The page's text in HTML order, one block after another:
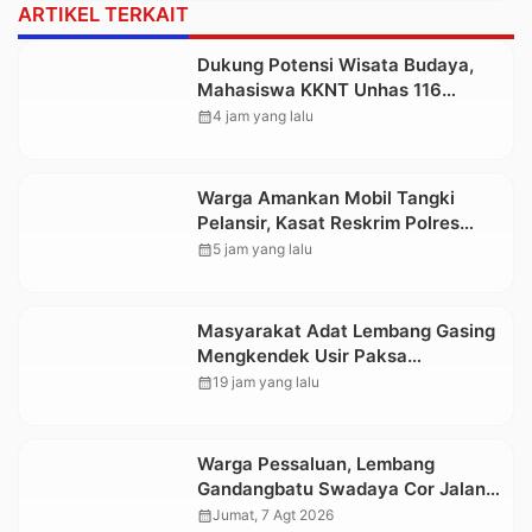
ARTIKEL TERKAIT
Dukung Potensi Wisata Budaya,
Mahasiswa KKNT Unhas 116
Kelurahan Nonongan Utara Pasang
calendar_month4 jam yang lalu
Warga Amankan Mobil Tangki
Pelansir, Kasat Reskrim Polres
Toraja Utara: Proses Hukum
calendar_month5 jam yang lalu
Masyarakat Adat Lembang Gasing
Mengkendek Usir Paksa
Penggarap yang Rusak Kawasan
calendar_month19 jam yang lalu
Warga Pessaluan, Lembang
Gandangbatu Swadaya Cor Jalan
Kabupaten
calendar_monthJumat, 7 Agt 2026